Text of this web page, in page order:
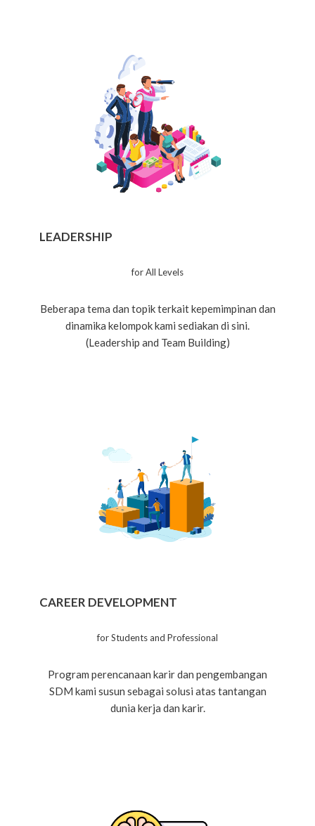
LEADERSHIP
for All Levels
Beberapa tema dan topik terkait kepemimpinan dan
dinamika kelompok kami sediakan di sini.
(Leadership and Team Building)
CAREER DEVELOPMENT
for Students and Professional
Program perencanaan karir dan pengembangan
SDM kami susun sebagai solusi atas tantangan
dunia kerja dan karir.